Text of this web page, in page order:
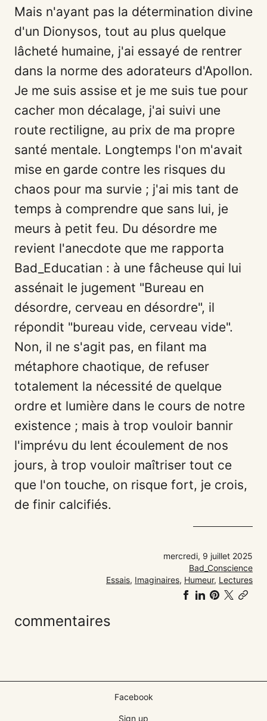
Mais n'ayant pas la détermination divine
d'un Dionysos, tout au plus quelque
lâcheté humaine, j'ai essayé de rentrer
dans la norme des adorateurs d'Apollon.
Je me suis assise et je me suis tue pour
cacher mon décalage, j'ai suivi une
route rectiligne, au prix de ma propre
santé mentale. Longtemps l'on m'avait
mise en garde contre les risques du
chaos pour ma survie ; j'ai mis tant de
temps à comprendre que sans lui, je
meurs à petit feu. Du désordre me
revient l'anecdote que me rapporta
Bad_Educatian : à une fâcheuse qui lui
assénait le jugement "Bureau en
désordre, cerveau en désordre", il
répondit "bureau vide, cerveau vide".
Non, il ne s'agit pas, en filant ma
métaphore chaotique, de refuser
totalement la nécessité de quelque
ordre et lumière dans le cours de notre
existence ; mais à trop vouloir bannir
l'imprévu du lent écoulement de nos
jours, à trop vouloir maîtriser tout ce
que l'on touche, on risque fort, je crois,
de finir calcifiés.
mercredi, 9 juillet 2025
Bad_Conscience
Essais, Imaginaires, Humeur, Lectures
Partager
Partager
Partager
Share
commentaires
Facebook
Sign up